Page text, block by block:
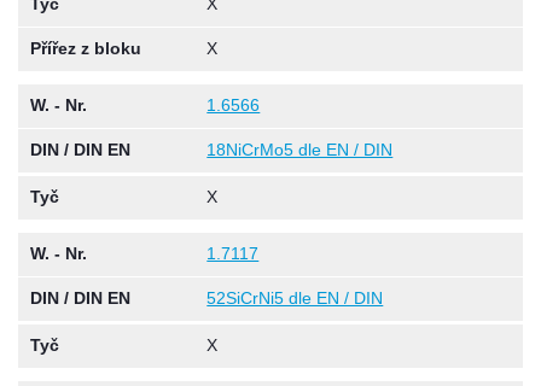
Tyč X
Přířez z bloku X
W. - Nr. 1.6566
DIN / DIN EN 18NiCrMo5 dle EN / DIN
Tyč X
W. - Nr. 1.7117
DIN / DIN EN 52SiCrNi5 dle EN / DIN
Tyč X